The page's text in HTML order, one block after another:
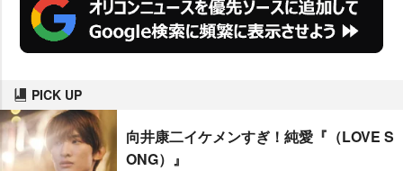
PICK UP
向井康二イケメンすぎ！純愛『（LOVE S
ONG）』